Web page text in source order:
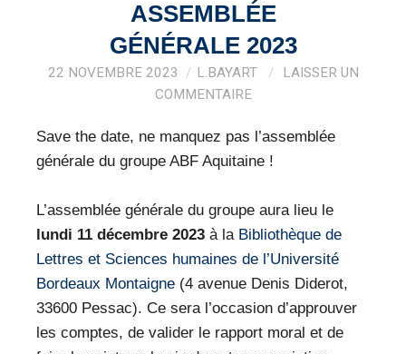
ACTIVITÉS DU
GROUPE
VEILLE PRO
RESSOURCES
OFFRES D’EMPLOIS
ASSEMBLÉE
GÉNÉRALE 2023
22 NOVEMBRE 2023 L.BAYART
LAISSER UN
COMMENTAIRE
Save the date, ne manquez pas l’assemblée
générale du groupe ABF Aquitaine !
L’assemblée générale du groupe aura lieu le
lundi 11 décembre 2023à la Bibliothèque de
Lettres et Sciences humaines de l’Université
Bordeaux Montaigne (4 avenue Denis Diderot,
33600 Pessac). Ce sera l’occasion d’approuver
les comptes, de valider le rapport moral et de